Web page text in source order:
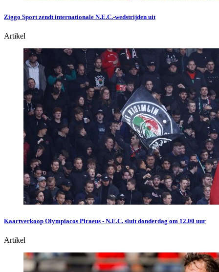
Ziggo Sport zendt internationale N.E.C.-wedstrijden uit
Artikel
Kaartverkoop Olympiacos Piraeus - N.E.C. sluit donderdag om 12.00 uur
Artikel